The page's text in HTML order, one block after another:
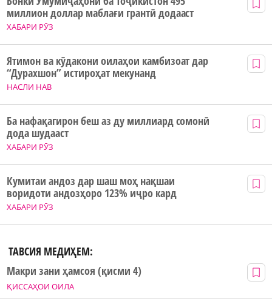
ХАБАРИ РӮЗ
миллион доллар маблағи грантӣ додааст
НАСЛИ НАВ
Ятимон ва кӯдакони оилаҳои камбизоат дар
“Дурахшон” истироҳат мекунанд
ХАБАРИ РӮЗ
Ба нафақагирон беш аз ду миллиард сомонӣ
дода шудааст
ХАБАРИ РӮЗ
Кумитаи андоз дар шаш моҳ нақшаи
воридоти андозҳоро 123% иҷро кард
ТАВСИЯ МЕДИҲЕМ:
ҚИССАҲОИ ОИЛА
Макри зани ҳамсоя (қисми 4)